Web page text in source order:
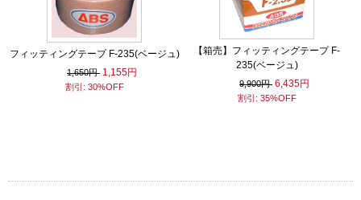
フィッティングテープ F-235(ベージュ)
1,650円 1,155円
割引: 30%OFF
【箱売】フィッティングテープ F-
235(ベージュ)
9,900円 6,435円
割引: 35%OFF